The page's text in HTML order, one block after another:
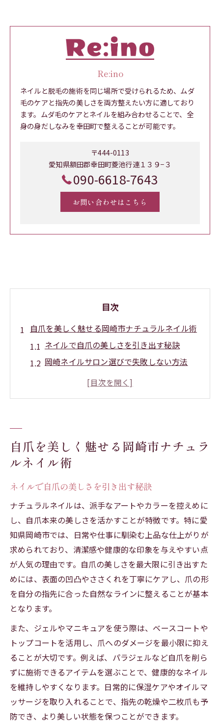
Re:ino
ネイルと脱毛の施術を同じ場所で受けられるため、ムダ
毛のケアと指先の美しさを両方整えたい方に適しており
ます。ムダ毛のケアとネイルを組み合わせることで、全
身の身だしなみを幸田町で整えることが可能です。
〒444-0113
愛知県額田郡幸田町菱池行連１３９−３
090-6618-7643
お問い合わせはこちら
目次
自爪を美しく魅せる岡崎市ナチュラルネイル術
ネイルで自爪の美しさを引き出す秘訣
岡崎ネイルサロン選びで失敗しない方法
安い岡崎ネイルサロンで叶う上品ネイル
ナチュラルネイルで清潔感を手に入れる
岡崎市ネイルサロンで上品な指先を実現
ネイルケアも重視した岡崎人気店の特徴
安いサロンで高品質なネイル体験のコツ
清潔感重視ならナチュラルネイルに注目
清潔感を印象づけるネイルデザインの選び
方
岡崎ネイルケアで健康な爪を育てる方法
人気の岡崎ネイルサロンで得られる安心感
自宅でもできるナチュラルネイルのコツ
安い岡崎市サロンのネイル技術をチェック
岡崎市で叶う自爪ケアと理想のネイル生活
自爪ケアが得意な岡崎ネイルサロンの選び
方
ネイルケアで叶える理想の指先と日常美
安いサロンでネイル生活を充実させる方法
自爪を美しく魅せる岡崎市ナチュラ
ルネイル術
ネイルで自爪の美しさを引き出す秘訣
ナチュラルネイルは、派手なアートやカラーを控えめに
し、自爪本来の美しさを活かすことが特徴です。特に愛
知県岡崎市では、日常や仕事に馴染む上品な仕上がりが
求められており、清潔感や健康的な印象を与えやすい点
が人気の理由です。自爪の美しさを最大限に引き出すた
めには、表面の凹凸やささくれを丁寧にケアし、爪の形
を自分の指先に合った自然なラインに整えることが基本
となります。
また、ジェルやマニキュアを使う際は、ベースコートや
トップコートを活用し、爪へのダメージを最小限に抑え
ることが大切です。例えば、パラジェルなど自爪を削ら
ずに施術できるアイテムを選ぶことで、健康的なネイル
を維持しやすくなります。日常的に保湿ケアやオイルマ
ッサージを取り入れることで、指先の乾燥や二枚爪も予
防でき、より美しい状態を保つことができます。